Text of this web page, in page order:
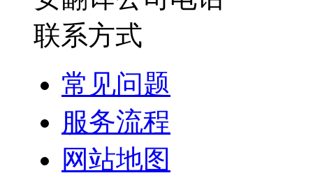
常见问题
服务流程
网站地图